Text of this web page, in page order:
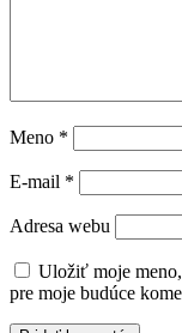
Meno *
E-mail *
Adresa webu
Uložiť moje
pre moje budúce